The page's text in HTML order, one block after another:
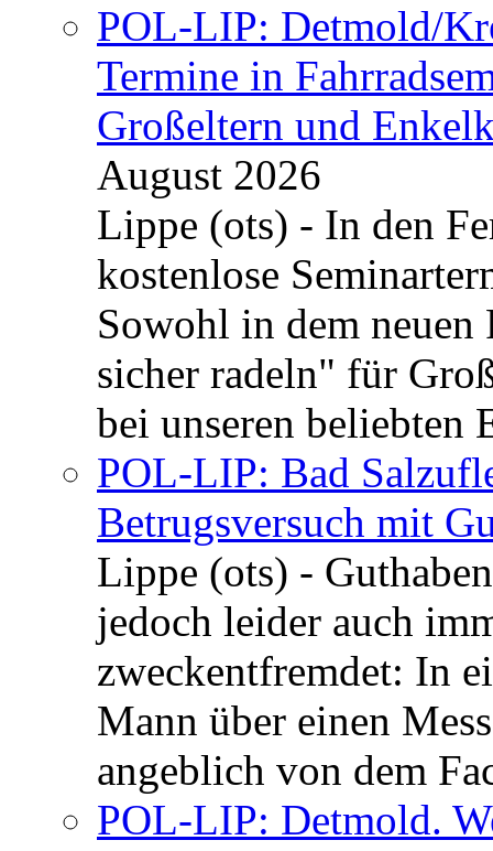
POL-LIP: Detmold/
Termine in
Großeltern und
August 2026
Lippe (ots) - In den
kostenlose
Sowohl in dem neuen
sicher radeln" für
bei unseren beliebten
POL-LIP: Bad
Betrugsversuch mit
Lippe (ots) -
jedoch leider auch
zweckentfremdet: In
Mann über einen
angeblich von dem
POL-LIP: Detmold.